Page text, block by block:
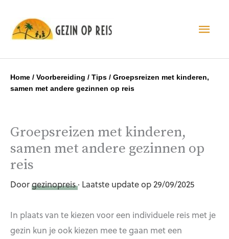
Home / Voorbereiding / Tips / Groepsreizen met kinderen,
samen met andere gezinnen op reis
Groepsreizen met kinderen,
samen met andere gezinnen op
reis
Doorgezinopreis· Laatste update op 29/09/2025
In plaats van te kiezen voor een individuele reis met je
gezin kun je ook kiezen mee te gaan met een